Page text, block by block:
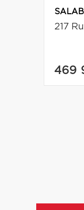
217
469